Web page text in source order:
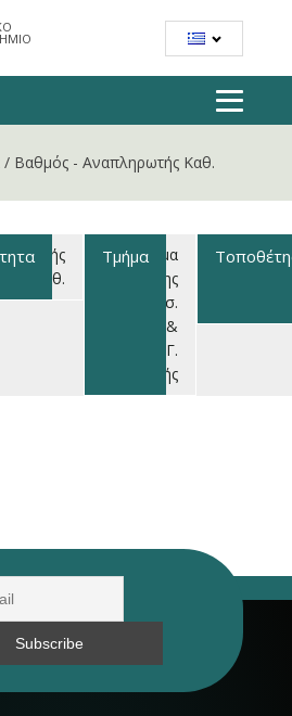
/ Βαθμός- Αναπληρωτής Καθ.
ΤΟΠΟΘΕΤΗΣΗ
Καθ.
Τμήμα
Αξιοπ/σης
Φυσ.
Πόρων &
Γ.
Μηχανικής